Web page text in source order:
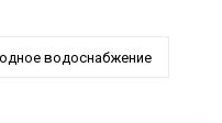
водоснабжение